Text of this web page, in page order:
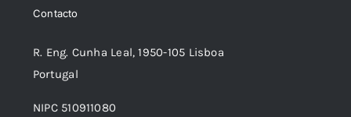
18,85 €.16,96 €.
Contacto
R. Eng. Cunha Leal, 1950-105 Lisboa
Portugal
NIPC 510911080